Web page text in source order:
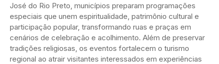
José do Rio Preto, municípios preparam programações
especiais que unem espiritualidade, patrimônio cultural e
participação popular, transformando ruas e praças em
cenários de celebração e acolhimento. Além de preservar
tradições religiosas, os eventos fortalecem o turismo
regional ao atrair visitantes interessados em experiências